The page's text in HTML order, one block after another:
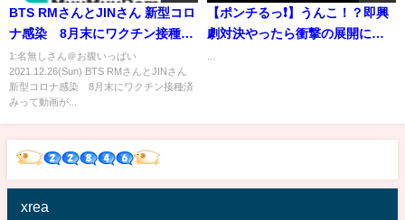
BTS RMさんとJINさん 新型コロ
ナ感染 8月末にワクチン接種済
み
1:名無しさん＠お腹いっぱい
2021.12.26(Sun) BTS RMさんとJINさん
新型コロナ感染 8月末にワクチン接種済
みって動画が...
【ポンチるっ❗️】うんこ！？即興
劇対決やったら衝撃の展開に😂
ょり
...
xrea